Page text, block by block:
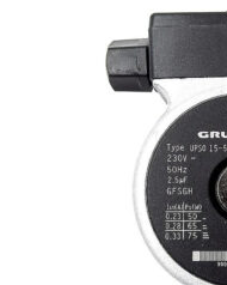
000 ₽.
900 ₽.